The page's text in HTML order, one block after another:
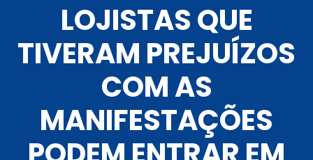
LOJISTAS QUE
TIVERAM PREJUÍZOS
COM AS
MANIFESTAÇÕES